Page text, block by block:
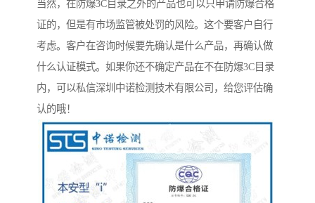
当然，在防爆3C目录之外的产品也可以只申请防爆合格
证的，但是有市场监管被处罚的风险。这个要客户自行
考虑。客户在咨询时候要先确认是什么产品，再确认做
什么认证模式。如果你还不确定产品在不在防爆3C目录
内，可以私信深圳中诺检测技术有限公司，给您评估确
认的哦！